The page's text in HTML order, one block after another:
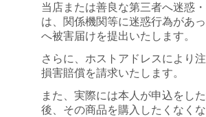
当店または善良な第三者へ迷惑
は、関係機関等に迷惑行為があ
へ被害届けを提出いたします。
さらに、ホストアドレスにより
損害賠償を請求いたします。
また、実際には本人が申込をし
後、その商品を購入したくなく